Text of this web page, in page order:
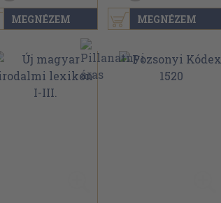
MEGNÉZEM MEGNÉZEM